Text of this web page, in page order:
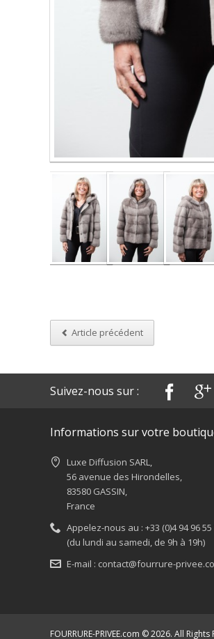
Article précédent
Suivez-nous sur :
Informations sur votre
Luxe Diffusion SARL,
56 avenue des Hirondelles,
83580 GASSIN,
France
Appelez-nous au :+33 (0)4 94 96
(du lundi au samedi, de 9h à 19h)
E-mail : contact@fourrure-
FOURRURE-PRIVEE.com © 2026. All Rights